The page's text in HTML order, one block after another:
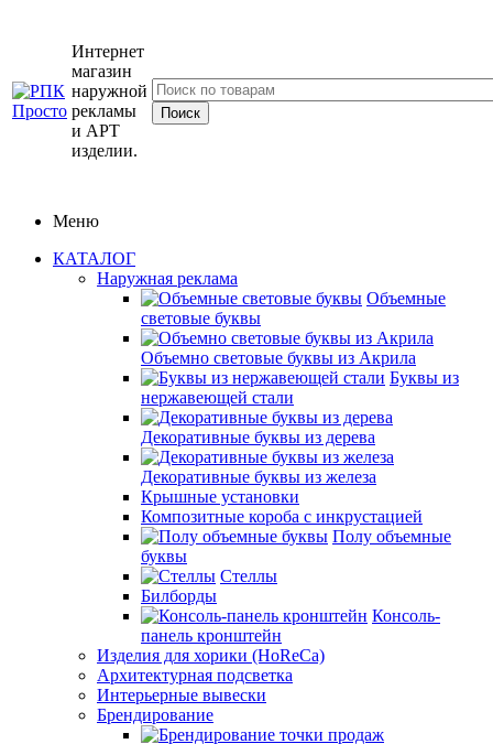
Интернет
магазин
наружной
рекламы
и АРТ
изделии.
Меню
КАТАЛОГ
Наружная реклама
Объемные
световые буквы
Объемно световые буквы из Акрила
Буквы из
нержавеющей стали
Декоративные буквы из дерева
Декоративные буквы из железа
Крышные установки
Композитные короба с инкрустацией
Полу объемные
буквы
Стеллы
Билборды
Консоль-
панель кронштейн
Изделия для хорики (HoReCa)
Архитектурная подсветка
Интерьерные вывески
Брендирование